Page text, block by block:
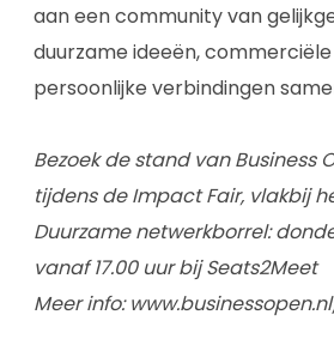
aan een community van
duurzame ideeën,
persoonlijke verbindingen
Bezoek de stand van Business
tijdens de Impact Fair, vlakbij
Duurzame netwerkborrel:
vanaf 17.00 uur bij Seats2Meet
Meer info: